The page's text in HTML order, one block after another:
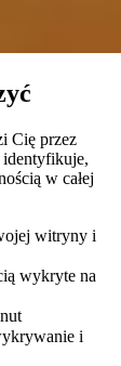
Cię przez
identyfikuje,
w całej
witryny i
wykryte na
i